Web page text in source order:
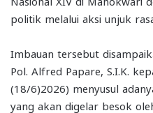
politik melalui aksi unjuk
Imbauan tersebut
Pol. Alfred Papare, S.I.K.
(18/6)2026) menyusul
yang akan digelar besok